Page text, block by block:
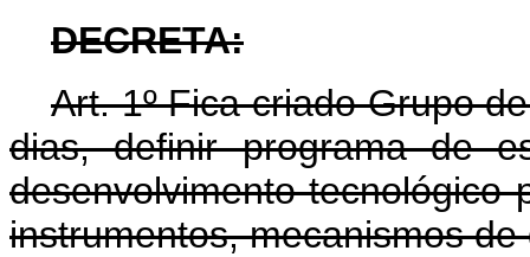
DECRETA:
Art. 1º Fica criado Grupo
dias, definir programa de
desenvolvimento tecnológico
instrumentos, mecanismos